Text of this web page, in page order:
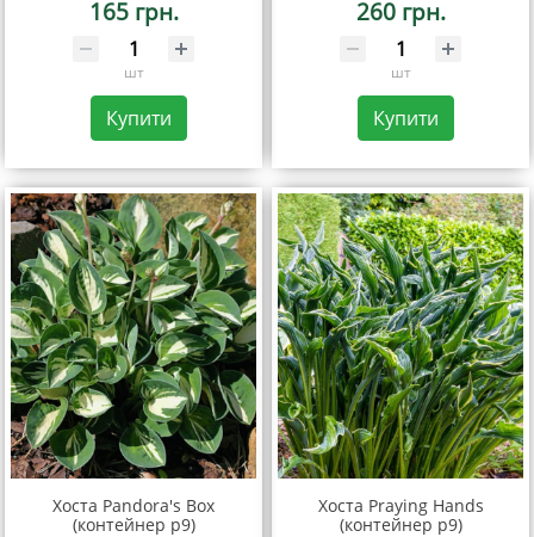
165 грн.
шт
Купити
260 грн.
шт
Купити
Хоста Pandora's Box
(контейнер р9)
Хоста Praying Hands
(контейнер р9)